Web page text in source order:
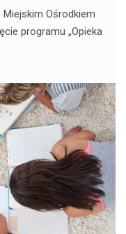
Miejskim Ośrodkiem
programu „Opieka